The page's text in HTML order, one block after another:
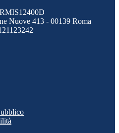
Nuove 413 - 00139 Roma